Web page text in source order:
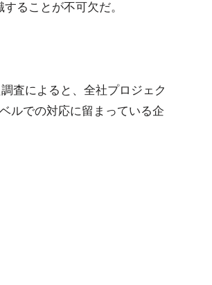
ることが不可欠だ。
査によると、全社プロジェク
ルでの対応に留まっている企